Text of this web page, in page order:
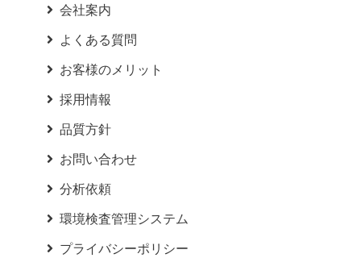
会社案内
よくある質問
お客様のメリット
採用情報
品質方針
お問い合わせ
分析依頼
環境検査管理システム
プライバシーポリシー